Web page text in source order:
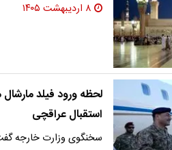
۸ اردیبهشت ۱۴۰۵
لحظه ورود فیلد مارشال
استقبال عراقچی
سخنگوی وزارت خارجه